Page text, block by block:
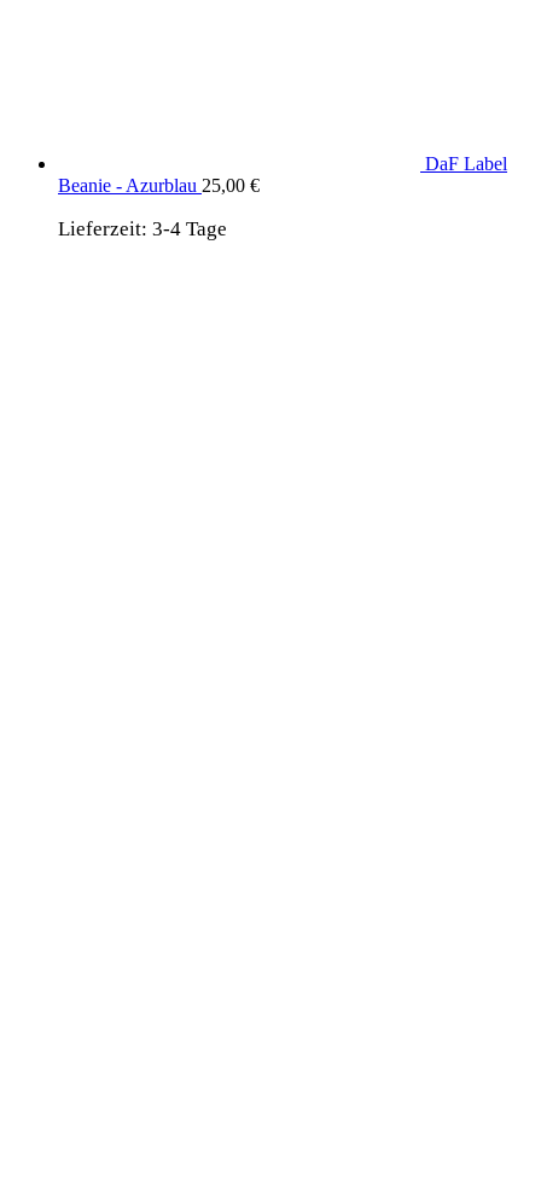
DaF Label
Beanie - Azurblau 25,00 €
Lieferzeit: 3-4 Tage